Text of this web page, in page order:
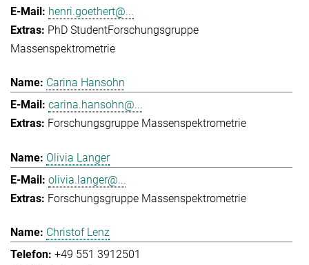
henri.goethert@...
PhD StudentForschungsgruppe
Massenspektrometrie
Carina Hansohn
carina.hansohn@...
Forschungsgruppe Massenspektrometrie
Olivia Langer
olivia.langer@...
Forschungsgruppe Massenspektrometrie
Christof Lenz
+49 551 3912501